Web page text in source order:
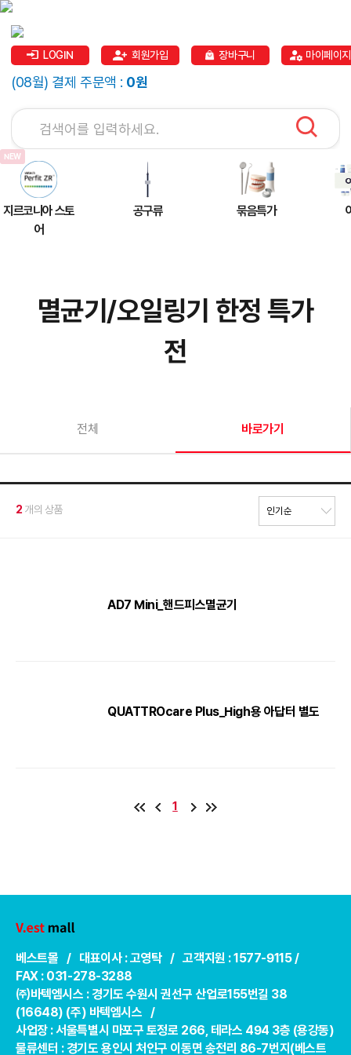
LOGIN 회원가입 장바구니 마이페이지
(08월) 결제 주문액 : 0원
지르코니아 스토
어
공구류 묶음특가
멸균기/오일링기 한정 특가
전
전체 바로가기
2 개의 상품
AD7 Mini_핸드피스멸균기
QUATTROcare Plus_High용 아답터 별도
1
베스트몰 / 대표이사 : 고영탁 / 고객지원 : 1577-9115 /
FAX : 031-278-3288
㈜바텍엠시스 : 경기도 수원시 권선구 산업로155번길 38
(16648) (주) 바텍엠시스 /
사업장 : 서울특별시 마포구 토정로 266, 테라스 494 3층 (용강동)
물류센터 : 경기도 용인시 처인구 이동면 송전리 86-7번지(베스트